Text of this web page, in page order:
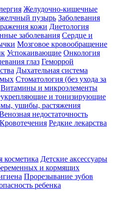
Желудочно-кишечные
пузырь Заболевания
кожи Диетология
заболевания Сердце и
Мозговое кровообращение
Успокаивающие Онкология
глаз Геморрой
Дыхательная система
Стоматология (без ухода за
Витамины и микроэлементы
и тонизирующие
ушибы, растяжения
недостаточность
Кровотечения Редкие лекарства
косметика Детские аксессуары
и кормящих
Прорезывание зубов
ребенка